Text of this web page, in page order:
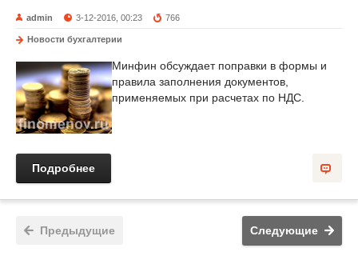
admin 3-12-2016, 00:23 766
Новости бухгалтерии
Минфин обсуждает поправки в формы и
правила заполнения документов,
применяемых при расчетах по НДС.
Подробнее
Предыдущие Следующие